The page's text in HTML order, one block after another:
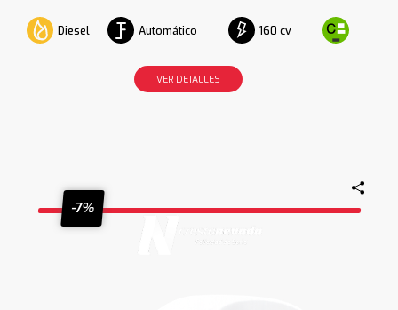
Diesel Automático 160 cv
VER DETALLES
-7%